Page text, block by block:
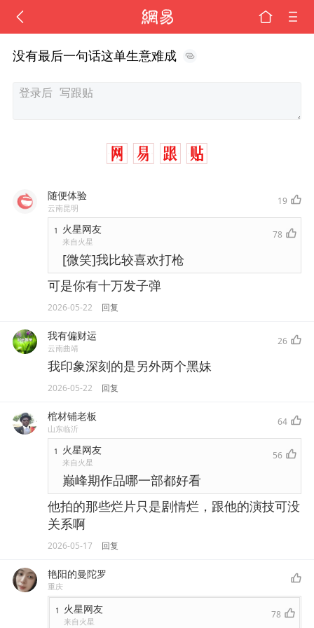
没有最后一句话这单生意难成
随便体验
云南昆明
19
1 火星网友
来自火星
78
[微笑]我比较喜欢打枪
可是你有十万发子弹
2026-05-22 回复
我有偏财运
云南曲靖
26
我印象深刻的是另外两个黑妹
2026-05-22 回复
棺材铺老板
山东临沂
64
1 火星网友
来自火星
56
巅峰期作品哪一部都好看
他拍的那些烂片只是剧情烂，跟他的演技可没
关系啊
2026-05-17 回复
艳阳的曼陀罗
重庆
1 火星网友
来自火星
78